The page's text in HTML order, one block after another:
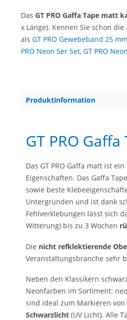
Das GT PRO Gaffa Tape matt
x Länge). Kennen Sie schon
als GT PRO Gewebeband 25
PRO Neon 5er Set, GT PRO
Produktinformation
GT PRO
Das GT PRO Gaffa matt ist
Eigenschaften. Das Gaffa
sowie beste
Untergründen und ist dank
Fehlverklebungen lässt sich
Witterung) bis zu 3 Wochen
Die nicht refklektierende
Veranstaltungsbranche sehr
Neben den Klassikern
Neonfarben im Sortiment:
sind ideal zum Markieren
Schwarzlicht (UV Licht). Alle